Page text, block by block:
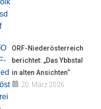
ORF-Niederösterreich
berichtet: „Das Ybbstal
in alten Ansichten“
20. März 2026